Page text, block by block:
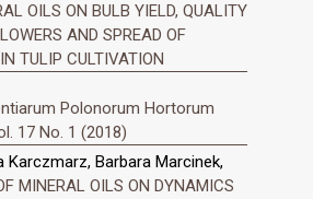
OILS ON BULB YIELD, QUALITY
AND SPREAD OF
TULIP CULTIVATION
Polonorum Hortorum
17 No. 1 (2018)
Karczmarz, Barbara Marcinek,
MINERAL OILS ON DYNAMICS